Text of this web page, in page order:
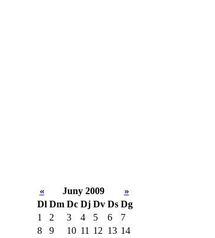
« Juny 2009
»
Dl Dm Dc Dj Dv Ds Dg
1
2 3 4 5 6
7
8
9 10 11 12 13 14